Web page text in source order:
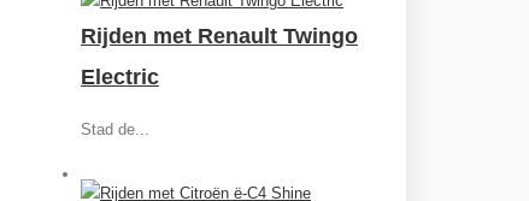
Rijden met Renault Twingo
Electric
Stad de...